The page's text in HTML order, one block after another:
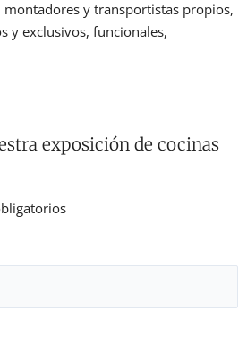
montadores y transportistas propios,
y exclusivos, funcionales,
exposición de cocinas